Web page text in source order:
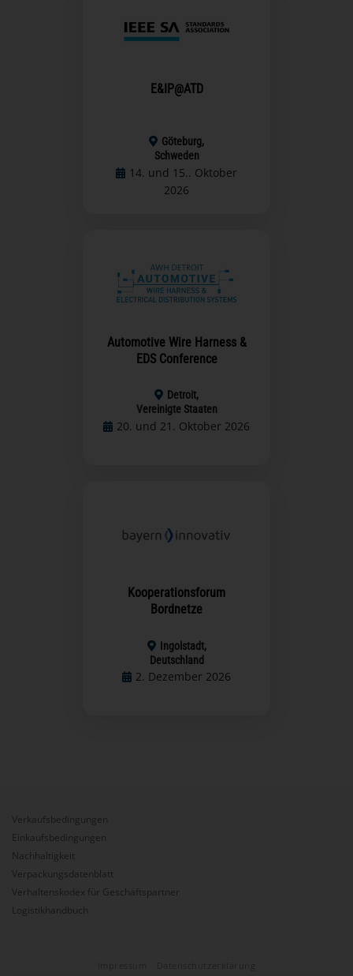
E&IP@ATD
Göteburg,
Schweden
14. und 15.. Oktober
2026
Automotive Wire Harness &
EDS Conference
Detroit,
Vereinigte Staaten
20. und 21. Oktober 2026
Kooperationsforum
Bordnetze
Ingolstadt,
Deutschland
2. Dezember 2026
Verkaufsbedingungen
Einkaufsbedingungen
Nachhaltigkeit
Verpackungsdatenblatt
Verhaltenskodex für Geschäftspartner
Logistikhandbuch